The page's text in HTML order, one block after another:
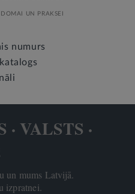
UN PRAKSEI
numurs
VALSTS ·
un mums Latvijā.
izpratnei.